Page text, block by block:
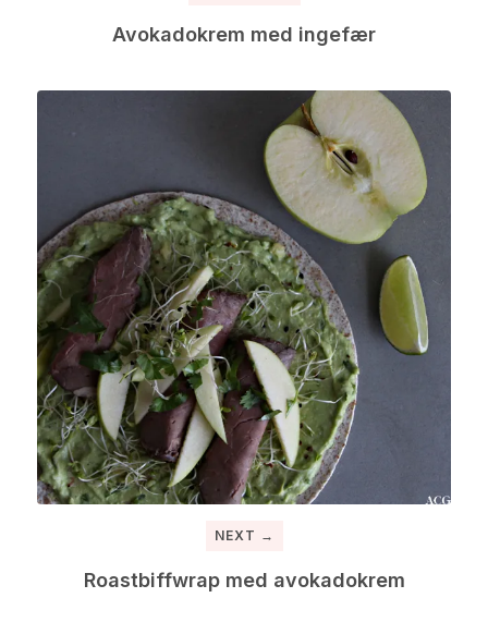
Avokadokrem med ingefær
NEXT →
Roastbiffwrap med avokadokrem